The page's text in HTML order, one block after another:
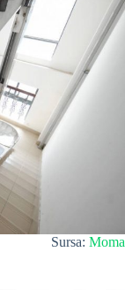
Sursa: Moma